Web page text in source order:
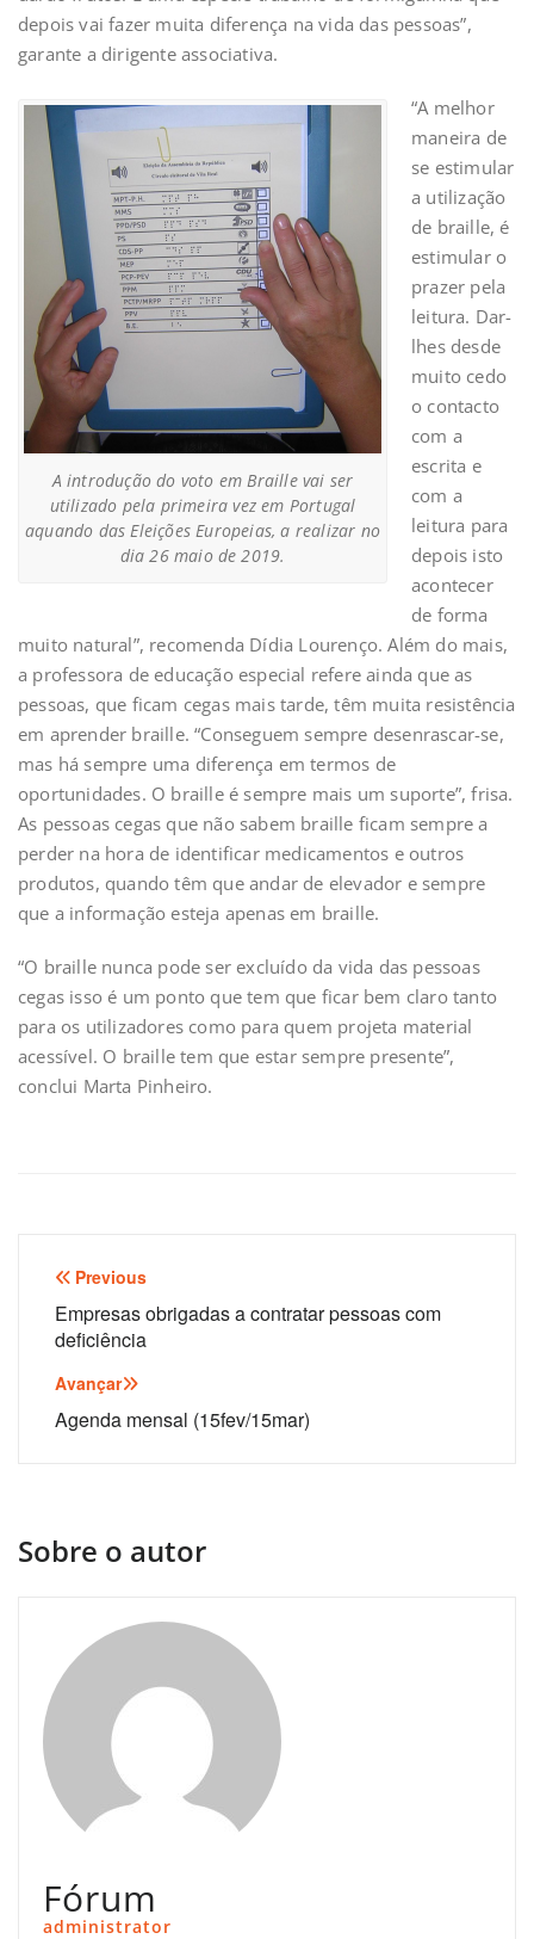
depois vai fazer muita diferença na vida das pessoas”,
garante a dirigente associativa.
A introdução do voto em Braille vai ser
utilizado pela primeira vez em Portugal
aquando das Eleições Europeias, a realizar no
dia 26 maio de 2019.
“A melhor
maneira de
se estimular
a utilização
de braille, é
estimular o
prazer pela
leitura. Dar-
lhes desde
muito cedo
o contacto
com a
escrita e
com a
leitura para
depois isto
acontecer
de forma
muito natural”, recomenda Dídia Lourenço. Além do mais,
a professora de educação especial refere ainda que as
pessoas, que ficam cegas mais tarde, têm muita resistência
em aprender braille. “Conseguem sempre desenrascar-se,
mas há sempre uma diferença em termos de
oportunidades. O braille é sempre mais um suporte”, frisa.
As pessoas cegas que não sabem braille ficam sempre a
perder na hora de identificar medicamentos e outros
produtos, quando têm que andar de elevador e sempre
que a informação esteja apenas em braille.
“O braille nunca pode ser excluído da vida das pessoas
cegas isso é um ponto que tem que ficar bem claro tanto
para os utilizadores como para quem projeta material
acessível. O braille tem que estar sempre presente”,
conclui Marta Pinheiro.
Navegação
de
artigos
Previous
Empresas obrigadas a contratar pessoas com
deficiência
Avançar
Agenda mensal (15fev/15mar)
Sobre o autor
Fórum
administrator